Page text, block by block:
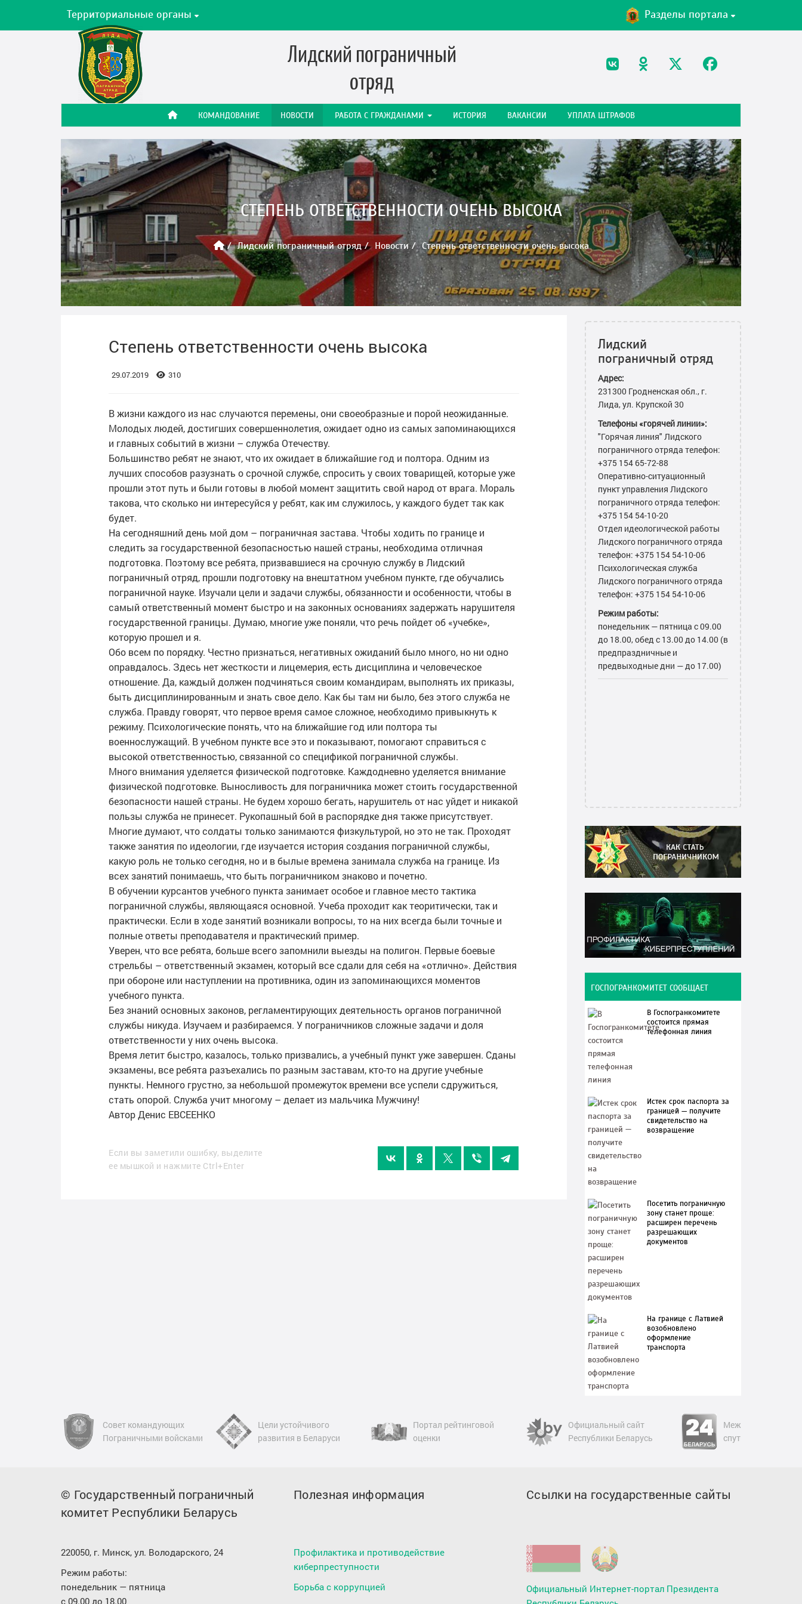
Территориальные органы Разделы портала
Лидский пограничный
отряд
КОМАНДОВАНИЕ НОВОСТИ РАБОТА C ГРАЖДАНАМИ ИСТОРИЯ ВАКАНСИИ УПЛАТА ШТРАФОВ
СТЕПЕНЬ ОТВЕТСТВЕННОСТИ ОЧЕНЬ ВЫСОКА
Лидский пограничный отряд Новости Степень ответственности очень высока
Степень ответственности очень высока
29.07.2019 310
В жизни каждого из нас случаются перемены, они своеобразные и порой неожиданные.
Молодых людей, достигших совершеннолетия, ожидает одно из самых запоминающихся
и главных событий в жизни – служба Отечеству.
Большинство ребят не знают, что их ожидает в ближайшие год и полтора. Одним из
лучших способов разузнать о срочной службе, спросить у своих товарищей, которые уже
прошли этот путь и были готовы в любой момент защитить свой народ от врага. Мораль
такова, что сколько ни интересуйся у ребят, как им служилось, у каждого будет так как
будет.
На сегодняшний день мой дом – пограничная застава. Чтобы ходить по границе и
следить за государственной безопасностью нашей страны, необходима отличная
подготовка. Поэтому все ребята, призвавшиеся на срочную службу в Лидский
пограничный отряд, прошли подготовку на внештатном учебном пункте, где обучались
пограничной науке. Изучали цели и задачи службы, обязанности и особенности, чтобы в
самый ответственный момент быстро и на законных основаниях задержать нарушителя
государственной границы. Думаю, многие уже поняли, что речь пойдет об «учебке»,
которую прошел и я.
Обо всем по порядку. Честно признаться, негативных ожиданий было много, но ни одно
оправдалось. Здесь нет жесткости и лицемерия, есть дисциплина и человеческое
отношение. Да, каждый должен подчиняться своим командирам, выполнять их приказы,
быть дисциплинированным и знать свое дело. Как бы там ни было, без этого служба не
служба. Правду говорят, что первое время самое сложное, необходимо привыкнуть к
режиму. Психологические понять, что на ближайшие год или полтора ты
военнослужащий. В учебном пункте все это и показывают, помогают справиться с
высокой ответственностью, связанной со спецификой пограничной службы.
Много внимания уделяется физической подготовке. Каждодневно уделяется внимание
физической подготовке. Выносливость для пограничника может стоить государственной
безопасности нашей страны. Не будем хорошо бегать, нарушитель от нас уйдет и никакой
пользы служба не принесет. Рукопашный бой в распорядке дня также присутствует.
Многие думают, что солдаты только занимаются физкультурой, но это не так. Проходят
также занятия по идеологии, где изучается история создания пограничной службы,
какую роль не только сегодня, но и в былые времена занимала служба на границе. Из
всех занятий понимаешь, что быть пограничником знаково и почетно.
В обучении курсантов учебного пункта занимает особое и главное место тактика
пограничной службы, являющаяся основной. Учеба проходит как теоритически, так и
практически. Если в ходе занятий возникали вопросы, то на них всегда были точные и
полные ответы преподавателя и практический пример.
Уверен, что все ребята, больше всего запомнили выезды на полигон. Первые боевые
стрельбы – ответственный экзамен, который все сдали для себя на «отлично». Действия
при обороне или наступлении на противника, один из запоминающихся моментов
учебного пункта.
Без знаний основных законов, регламентирующих деятельность органов пограничной
службы никуда. Изучаем и разбираемся. У пограничников сложные задачи и доля
ответственности у них очень высока.
Время летит быстро, казалось, только призвались, а учебный пункт уже завершен. Сданы
экзамены, все ребята разъехались по разным заставам, кто-то на другие учебные
пункты. Немного грустно, за небольшой промежуток времени все успели сдружиться,
стать опорой. Служба учит многому – делает из мальчика Мужчину!
Автор Денис ЕВСЕЕНКО
Если вы заметили ошибку, выделите
ее мышкой и нажмите Ctrl+Enter
Лидский
пограничный отряд
Адрес:
231300 Гродненская обл., г.
Лида, ул. Крупской 30
Телефоны «горячей линии»:
"Горячая линия" Лидского
пограничного отряда телефон:
+375 154 65-72-88
Оперативно-ситуационный
пункт управления Лидского
пограничного отряда телефон:
+375 154 54-10-20
Отдел идеологической работы
Лидского пограничного отряда
телефон: +375 154 54-10-06
Психологическая служба
Лидского пограничного отряда
телефон: +375 154 54-10-06
Режим работы:
понедельник — пятница с 09.00
до 18.00, обед с 13.00 до 14.00 (в
предпраздничные и
предвыходные дни — до 17.00)
ГОСПОГРАНКОМИТЕТ СООБЩАЕТ
В Госпогранкомитете
состоится прямая
телефонная линия
Истек срок паспорта за
границей — получите
свидетельство на
возвращение
Посетить пограничную
зону станет проще:
расширен перечень
разрешающих
документов
На границе с Латвией
возобновлено
оформление
транспорта
Цели устойчивого
развития в Беларуси
Портал рейтинговой
оценки
Официальный сайт
Республики Беларусь
Международный
спутниковый телеканал
Совет
Пограничными
© Государственный пограничный
комитет Республики Беларусь
220050, г. Минск, ул. Володарского, 24
Режим работы:
понедельник — пятница
с 09.00 до 18.00
Полезная информация
Профилактика и противодействие
киберпреступности
Борьба с коррупцией
Ссылки на государственные сайты
Официальный Интернет-портал Президента